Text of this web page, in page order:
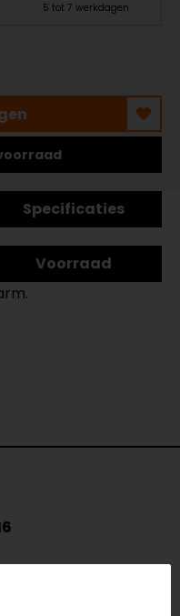
5 tot 7 werkdagen
Specificaties
Voorraad